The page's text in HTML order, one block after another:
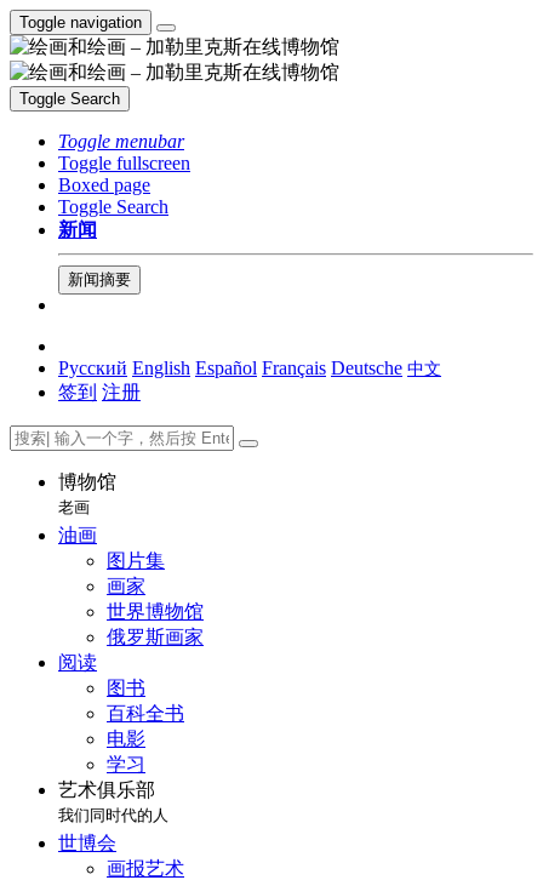
Toggle navigation
Toggle Search
Toggle menubar
Toggle fullscreen
Boxed page
Toggle Search
新闻
新闻摘要
Русский English Español Français Deutsche 中文
签到 注册
博物馆
老画
油画
图片集
画家
世界博物馆
俄罗斯画家
阅读
图书
百科全书
电影
学习
艺术俱乐部
我们同时代的人
世博会
画报艺术